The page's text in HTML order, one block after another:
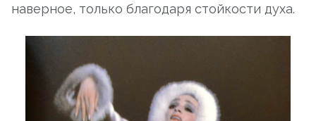
наверное, только благодаря стойкости духа.